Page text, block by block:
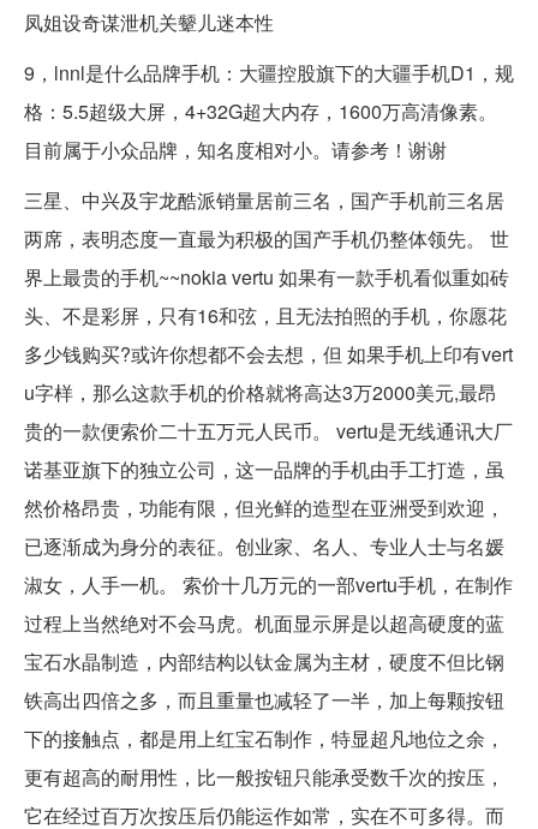
凤姐设奇谋泄机关颦儿迷本性
9，lnnl是什么品牌手机：大疆控股旗下的大疆手机D1，规
格：5.5超级大屏，4+32G超大内存，1600万高清像素。
目前属于小众品牌，知名度相对小。请参考！谢谢
三星、中兴及宇龙酷派销量居前三名，国产手机前三名居
两席，表明态度一直最为积极的国产手机仍整体领先。 世
界上最贵的手机~~nokia vertu 如果有一款手机看似重如砖
头、不是彩屏，只有16和弦，且无法拍照的手机，你愿花
多少钱购买?或许你想都不会去想，但 如果手机上印有vert
u字样，那么这款手机的价格就将高达3万2000美元,最昂
贵的一款便索价二十五万元人民币。 vertu是无线通讯大厂
诺基亚旗下的独立公司，这一品牌的手机由手工打造，虽
然价格昂贵，功能有限，但光鲜的造型在亚洲受到欢迎，
已逐渐成为身分的表征。创业家、名人、专业人士与名媛
淑女，人手一机。 索价十几万元的一部vertu手机，在制作
过程上当然绝对不会马虎。机面显示屏是以超高硬度的蓝
宝石水晶制造，内部结构以钛金属为主材，硬度不但比钢
铁高出四倍之多，而且重量也减轻了一半，加上每颗按钮
下的接触点，都是用上红宝石制作，特显超凡地位之余，
更有超高的耐用性，比一般按钮只能承受数千次的按压，
它在经过百万次按压后仍能运作如常，实在不可多得。而